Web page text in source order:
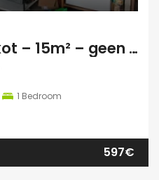
Lichtrijk en rustig kot – 15m² – geen domicilie
1 Bedroom
597€